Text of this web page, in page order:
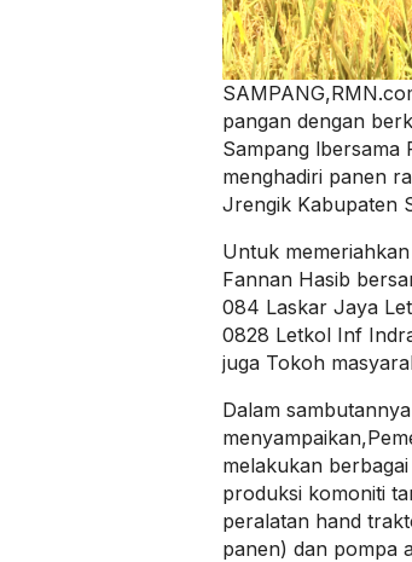
pangan dengan
Sampang lbersama
menghadiri panen
Jrengik Kabupaten
Untuk
Fannan Hasib
084 Laskar Jaya
0828 Letkol Inf
juga Tokoh
Dalam
melakukan
produksi komoniti
peralatan hand
panen) dan pompa